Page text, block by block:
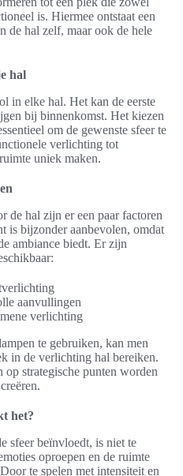
is. Hiermee ontstaat een
de hal zelf, maar ook de hele
hal
in elke hal. Het kan de eerste
bij binnenkomst. Het kiezen
om de gewenste sfeer te
verlichting tot
uniek maken.
de hal zijn er een paar factoren
is bijzonder aanbevolen, omdat
ambiance biedt. Er zijn
aanvullingen
verlichting
te gebruiken, kan men
in de verlichting hal bereiken.
strategische punten worden
het?
sfeer beïnvloedt, is niet te
oproepen en de ruimte
te spelen met intensiteit en